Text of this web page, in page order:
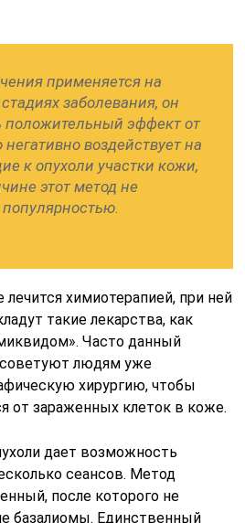
применяется на
заболевания, он
положительный эффект от
негативно воздействует на
к опухоли участки кожи,
этот метод не
популярностью.
химиотерапией, при ней
такие лекарства, как
Часто данный
людям уже
хирургию, чтобы
от зараженных клеток в коже.
дает возможность
сеансов. Метод
после которого не
базалиомы. Единственный